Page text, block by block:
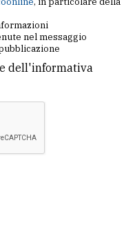
nel messaggio
dell'informativa